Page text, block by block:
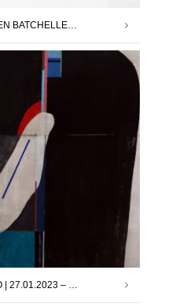
TRANSIENT SPACE | GRETCHEN BATCHELLER | 24.03.2023 – 13.05.2023
TODO ES NÚMERO | 108 NERO | 27.01.2023 – 11.03.2023